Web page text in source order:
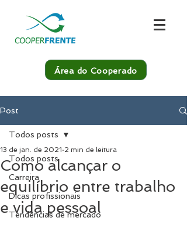
Área do Cooperado
Post
Todos posts
Carreira
Dicas profissionais
Tendências de mercado
Todos posts
Como alcançar o
equilíbrio entre trabalho
e vida pessoal
13 de jan. de 2021 2 min de leitura